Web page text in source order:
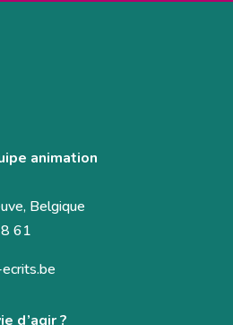
animation
Belgique
61
d’agir ?